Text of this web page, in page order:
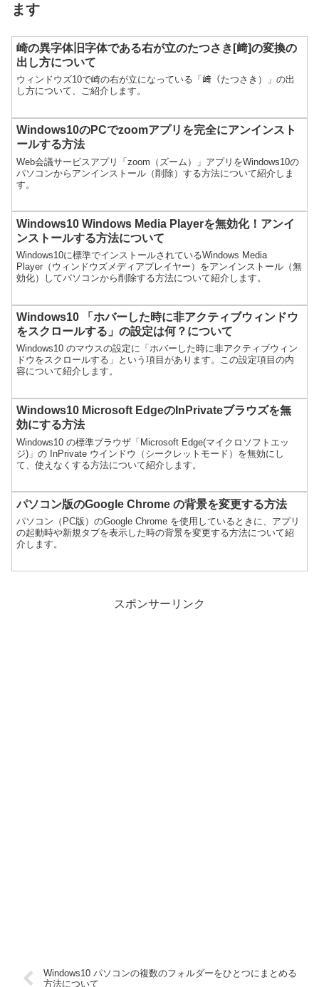
ます
崎の異字体旧字体である右が立のたつさき[﨑]の変換の
出し方について
ウィンドウズ10で崎の右が立になっている「﨑（たつさき）」の出
し方について、ご紹介します。
Windows10のPCでzoomアプリを完全にアンインスト
ールする方法
Web会議サービスアプリ「zoom（ズーム）」アプリをWindows10の
パソコンからアンインストール（削除）する方法について紹介しま
す。
Windows10 Windows Media Playerを無効化！アンイ
ンストールする方法について
Windows10に標準でインストールされているWindows Media
Player（ウィンドウズメディアプレイヤー）をアンインストール（無
効化）してパソコンから削除する方法について紹介します。
Windows10 「ホバーした時に非アクティブウィンドウ
をスクロールする」の設定は何？について
Windows10 のマウスの設定に「ホバーした時に非アクティブウィン
ドウをスクロールする」という項目があります。この設定項目の内
容について紹介します。
Windows10 Microsoft EdgeのInPrivateブラウズを無
効にする方法
Windows10 の標準ブラウザ「Microsoft Edge(マイクロソフトエッ
ジ)」の InPrivate ウインドウ（シークレットモード）を無効にし
て、使えなくする方法について紹介します。
パソコン版のGoogle Chrome の背景を変更する方法
パソコン（PC版）のGoogle Chrome を使用しているときに、アプリ
の起動時や新規タブを表示した時の背景を変更する方法について紹
介します。
スポンサーリンク
Windows10 パソコンの複数のフォルダーをひとつにまとめる
方法について